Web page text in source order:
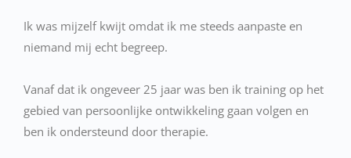
Ik was mijzelf kwijt omdat ik me steeds aanpaste en
niemand mij echt begreep.
Vanaf dat ik ongeveer 25 jaar was ben ik training op het
gebied van persoonlijke ontwikkeling gaan volgen en
ben ik ondersteund door therapie.